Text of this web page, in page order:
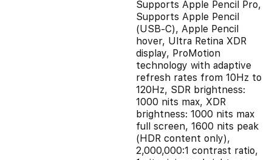
Supports Apple Pencil Pro,
Supports Apple Pencil
(USB‑C), Apple Pencil
hover, Ultra Retina XDR
display, ProMotion
technology with adaptive
refresh rates from 10Hz to
120Hz, SDR brightness:
1000 nits max, XDR
brightness: 1000 nits max
full screen, 1600 nits peak
(HDR content only),
2,000,000:1 contrast ratio,